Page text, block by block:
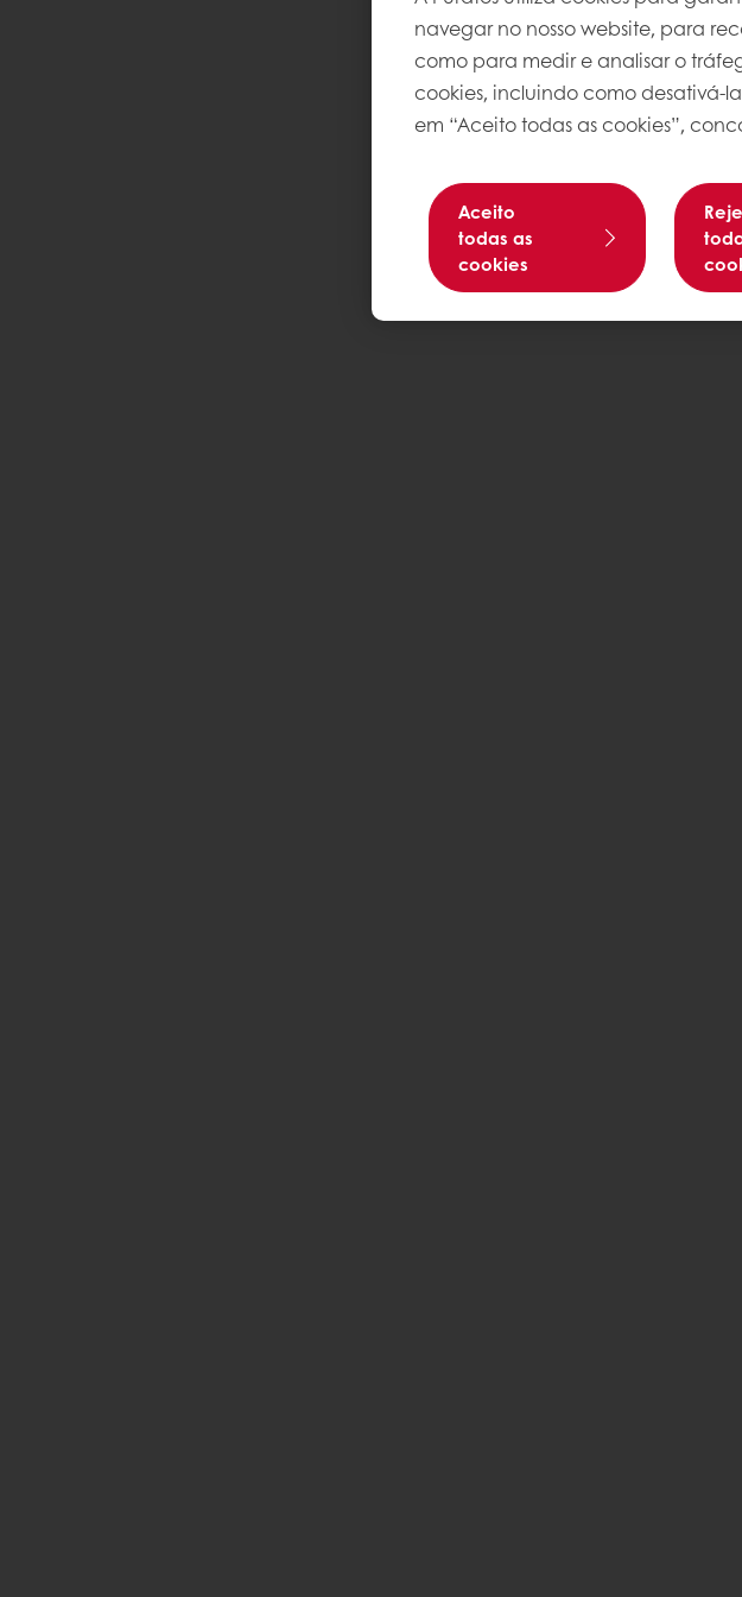
navegar no nosso website, para
como para medir e analisar o
cookies, incluindo como desativá-
em “Aceito todas as cookies”,
Aceito
todas as
cookies